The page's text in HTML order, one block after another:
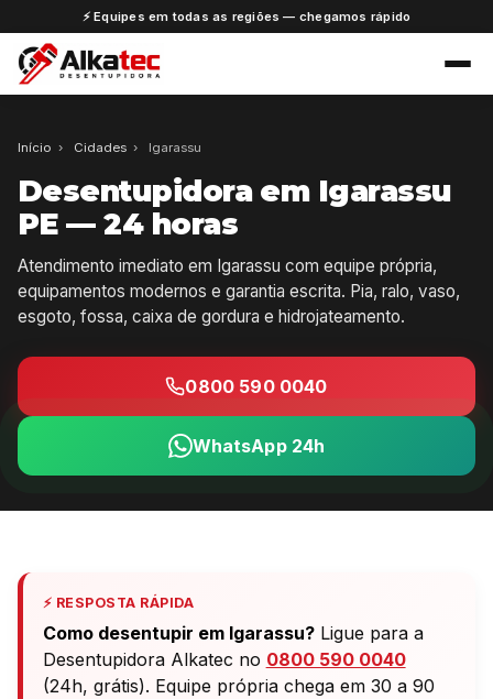
⚡ Equipes em todas as regiões — chegamos rápido
Início › Cidades › Igarassu
Desentupidora em Igarassu
PE — 24 horas
Atendimento imediato em Igarassu com equipe própria,
equipamentos modernos e garantia escrita. Pia, ralo, vaso,
esgoto, fossa, caixa de gordura e hidrojateamento.
0800 590 0040
WhatsApp 24h
⚡ RESPOSTA RÁPIDA
Como desentupir em Igarassu?Ligue para a
Desentupidora Alkatec no 0800 590 0040
(24h, grátis). Equipe própria chega em 30 a 90